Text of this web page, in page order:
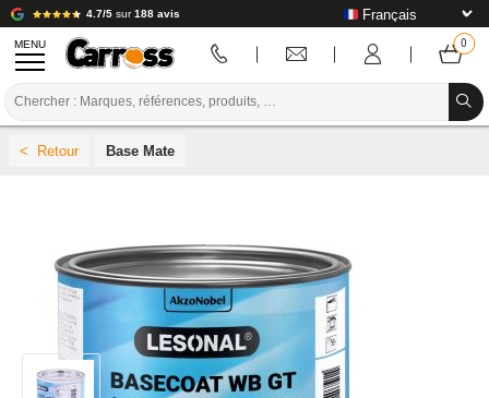
4.7/5 sur188 avis
MENU
PREPARATION / PEINTURE / FINITION
CONSOMMABLE CARROSSERIE
OUTILLAGE CARROSSERIE
ÉQUIPEMENT ATELIER CARROSSERIE
Base Mate